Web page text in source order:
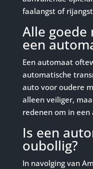
faalangst of
Alle
een
Een automaat
automatische
auto voor oudere
alleen veiliger,
redenen om in
Is een
oubollig?
In navolging van